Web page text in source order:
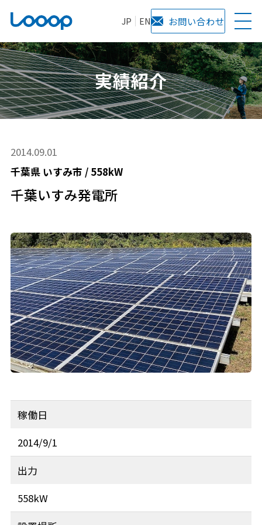
JP EN お問い合わせ
実績紹介
2014.09.01
千葉県 いすみ市 / 558kW
千葉いすみ発電所
稼働日
2014/9/1
出力
558kW